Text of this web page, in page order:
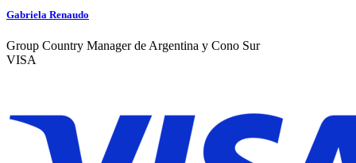
Gabriela Renaudo
Group Country Manager de Argentina y Cono Sur
VISA